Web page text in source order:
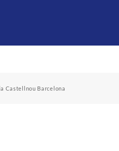
Castellnou Barcelona